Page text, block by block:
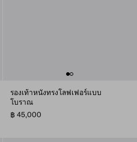
รองเท้าหนังทรงโลฟเฟอร์แบบ
โบราณ
฿ 45,000